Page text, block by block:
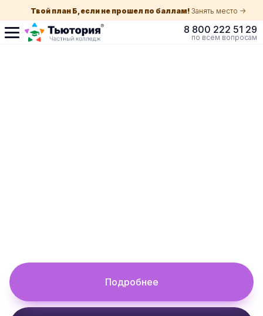
Твой план Б, если не прошел по баллам! Занять место ->
8 800 222 51 29
по всем вопросам
Подробнее